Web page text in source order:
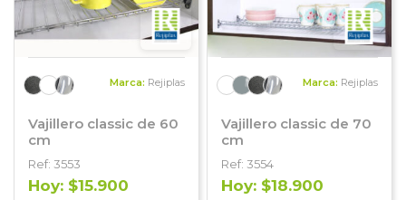
Marca: Rejiplas
Vajillero classic de 60
cm
Ref: 3553
Hoy: $15.900
Marca: Rejiplas
Vajillero classic de 70
cm
Ref: 3554
Hoy: $18.900